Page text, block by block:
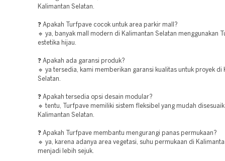
Kalimantan Selatan.
❓ Apakah Turfpave cocok untuk area parkir mall?
🔹 ya, banyak mall modern di Kalimantan Selatan menggunakan
estetika hijau.
❓ Apakah ada garansi produk?
🔹 ya tersedia, kami memberikan garansi kualitas untuk proyek di
Selatan.
❓ Apakah tersedia opsi desain modular?
🔹 tentu, Turfpave memiliki sistem fleksibel yang mudah
Kalimantan Selatan.
❓ Apakah Turfpave membantu mengurangi panas permukaan?
🔹 ya, karena adanya area vegetasi, suhu permukaan di
menjadi lebih sejuk.